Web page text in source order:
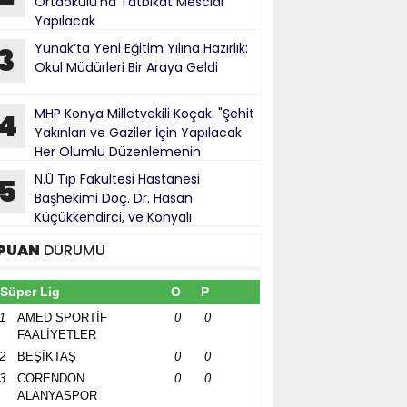
Yapılacak
Yunak’ta Yeni Eğitim Yılına Hazırlık:
Okul Müdürleri Bir Araya Geldi
MHP Konya Milletvekili Koçak: "Şehit
Yakınları ve Gaziler İçin Yapılacak
Her Olumlu Düzenlemenin
5
N.Ü Tıp Fakültesi Hastanesi
Başhekimi Doç. Dr. Hasan
Küçükkendirci, ve Konyalı
Konya Cumhuriyet Başsavcısı
Uzun’a hayırlı olsun ziyareti
DURUMU
Süper Lig O P
1
AMED SPORTİF
FAALİYETLER
0 0
2 BEŞİKTAŞ 0
0
3
CORENDON
ALANYASPOR
0 0